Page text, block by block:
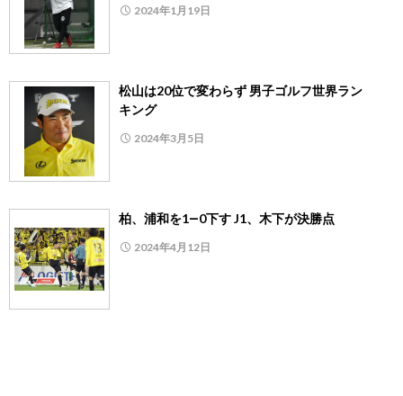
2024年1月19日
松山は20位で変わらず 男子ゴルフ世界ラン
キング
2024年3月5日
柏、浦和を1―0下す J1、木下が決勝点
2024年4月12日